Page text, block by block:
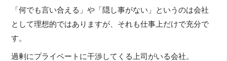
「何でも言い合える」や「隠し事がない」というのは会社
として理想的ではありますが、それも仕事上だけで充分で
す。
過剰にプライベートに干渉してくる上司がいる会社。